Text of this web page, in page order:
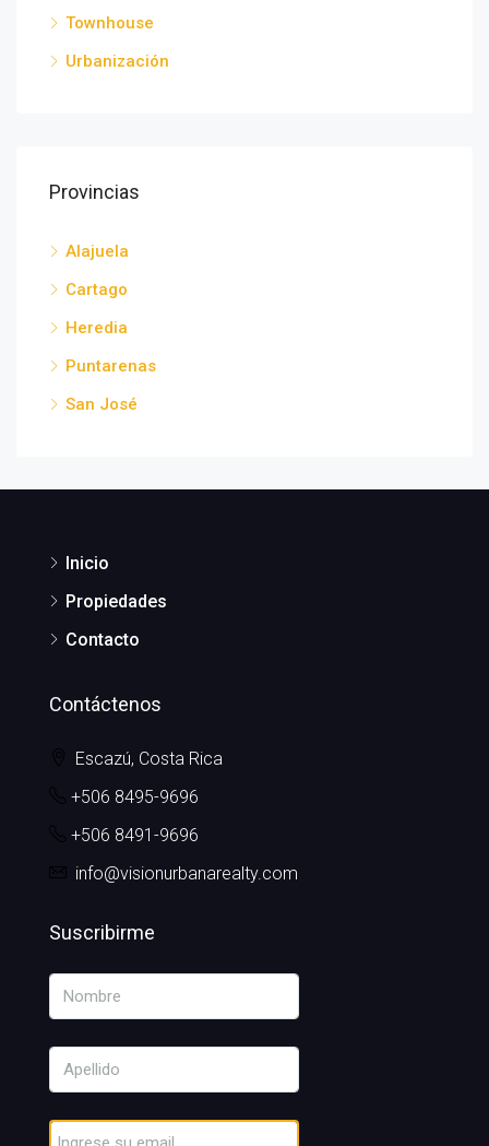
Townhouse
Urbanización
Provincias
Alajuela
Cartago
Heredia
Puntarenas
San José
Inicio
Propiedades
Contacto
Contáctenos
Escazú, Costa Rica
+506 8495-9696
+506 8491-9696
info@visionurbanarealty.com
Suscribirme